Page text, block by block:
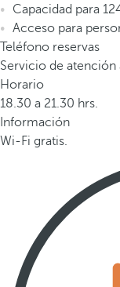
Capacidad para
Acceso para
Teléfono reservas
Servicio de
Horario
18.30 a 21.30 hrs.
Información
Wi-Fi gratis.